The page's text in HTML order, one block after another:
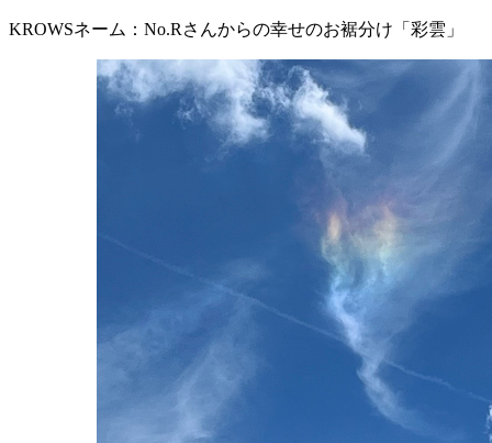
KROWSネーム：No.Rさんからの幸せのお裾分け「彩雲」